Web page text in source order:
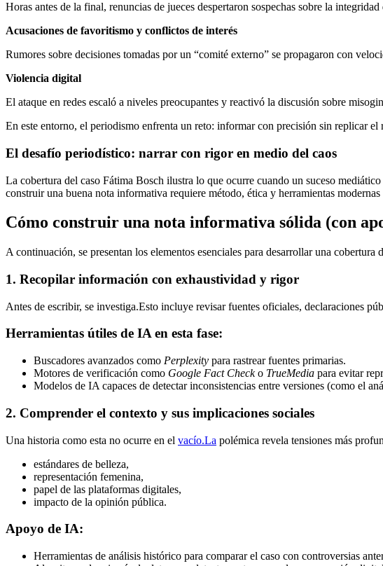
Horas antes de la final, renuncias de jueces despertaron sospechas sobre la integridad
Acusaciones de favoritismo y conflictos de interés
Rumores sobre decisiones tomadas por un “comité externo” se propagaron con
Violencia digital
El ataque en redes escaló a niveles preocupantes y reactivó la discusión sobre
En este entorno, el periodismo enfrenta un reto: informar con precisión sin replicar el
El desafío periodístico: narrar con rigor en medio del caos
La cobertura del caso Fátima Bosch ilustra lo que ocurre cuando un suceso
construir una buena nota informativa requiere método, ética y herramientas
Cómo construir una nota informativa sólida (con
A continuación, se presentan los elementos esenciales para desarrollar una
1. Recopilar información con exhaustividad y rigor
Antes de escribir, se investiga.Esto incluye revisar fuentes oficiales, declaraciones
Herramientas útiles de IA en esta fase:
Buscadores avanzados como Perplexity para rastrear fuentes primarias.
Motores de verificación como Google Fact Checko TrueMedia para evitar
Modelos de IA capaces de detectar inconsistencias entre versiones (como el
2. Comprender el contexto y sus implicaciones sociales
Una historia como esta no ocurre en el vacío.La polémica revela tensiones más
estándares de belleza,
representación femenina,
papel de las plataformas digitales,
impacto de la opinión pública.
Apoyo de IA:
Herramientas de análisis histórico para comparar el caso con controversias